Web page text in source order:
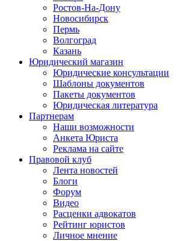
Ростов-На-Дону
Новосибирск
Пермь
Волгоград
Казань
Юридический магазин
Юридические консультации
Шаблоны документов
Пакеты документов
Юридическая литература
Партнерам
Наши возможности
Анкета Юриста
Реклама на сайте
Правовой клуб
Лента новостей
Блоги
Форум
Видео
Расценки адвокатов
Рейтинг юристов
Личное мнение